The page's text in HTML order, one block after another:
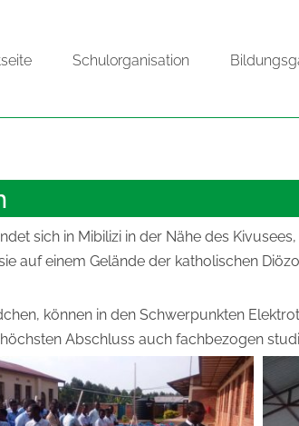
Schulorganisation
sich in Mibilizi in der Nähe des
auf einem Gelände der katholischen
können in den Schwerpunkten
Abschluss auch fachbezogen